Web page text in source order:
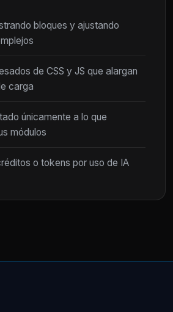
bloques y ajustando
de CSS y JS que alargan
carga
únicamente a lo que
módulos
o tokens por uso de IA